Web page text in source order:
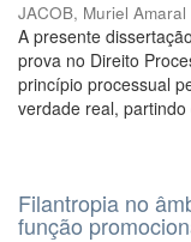
JACOB, Muriel Amaral
A presente
prova no Direito
princípio processual
verdade real,
Filantropia no
função